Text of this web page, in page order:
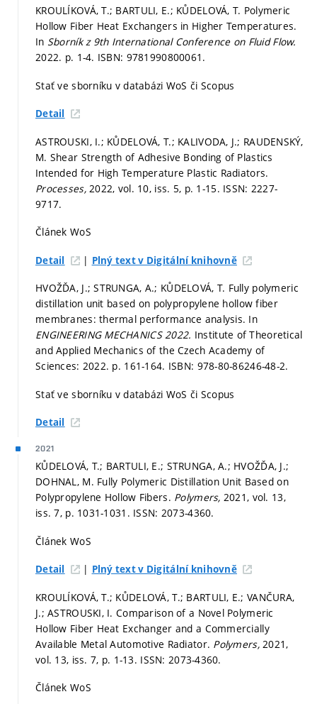
KROULÍKOVÁ, T.; BARTULI, E.; KŮDELOVÁ, T. Polymeric
Hollow Fiber Heat Exchangers in Higher Temperatures.
In Sborník z 9th International Conference on Fluid Flow.
2022. p. 1-4. ISBN: 9781990800061.
Stať ve sborníku v databázi WoS či Scopus
Detail
ASTROUSKI, I.; KŮDELOVÁ, T.; KALIVODA, J.; RAUDENSKÝ,
M. Shear Strength of Adhesive Bonding of Plastics
Intended for High Temperature Plastic Radiators.
Processes,2022, vol. 10, iss. 5, p. 1-15. ISSN: 2227-
9717.
Článek WoS
Detail | Plný text v Digitální knihovně
HVOŽĎA, J.; STRUNGA, A.; KŮDELOVÁ, T. Fully polymeric
distillation unit based on polypropylene hollow fiber
membranes: thermal performance analysis. In
ENGINEERING MECHANICS 2022. Institute of Theoretical
and Applied Mechanics of the Czech Academy of
Sciences: 2022. p. 161-164. ISBN: 978-80-86246-48-2.
Stať ve sborníku v databázi WoS či Scopus
Detail
2021
KŮDELOVÁ, T.; BARTULI, E.; STRUNGA, A.; HVOŽĎA, J.;
DOHNAL, M. Fully Polymeric Distillation Unit Based on
Polypropylene Hollow Fibers. Polymers, 2021, vol. 13,
iss. 7, p. 1031-1031. ISSN: 2073-4360.
Článek WoS
Detail | Plný text v Digitální knihovně
KROULÍKOVÁ, T.; KŮDELOVÁ, T.; BARTULI, E.; VANČURA,
J.; ASTROUSKI, I. Comparison of a Novel Polymeric
Hollow Fiber Heat Exchanger and a Commercially
Available Metal Automotive Radiator. Polymers,2021,
vol. 13, iss. 7, p. 1-13. ISSN: 2073-4360.
Článek WoS